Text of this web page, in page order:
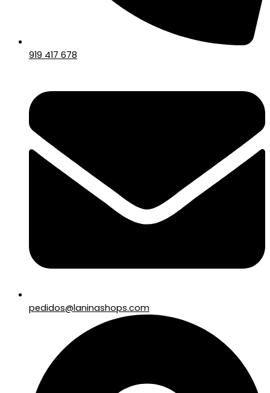
919 417 678
pedidos@laninashops.com